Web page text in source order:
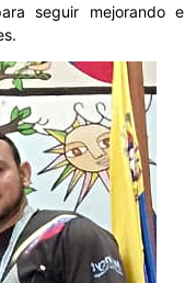
seguir mejorando e